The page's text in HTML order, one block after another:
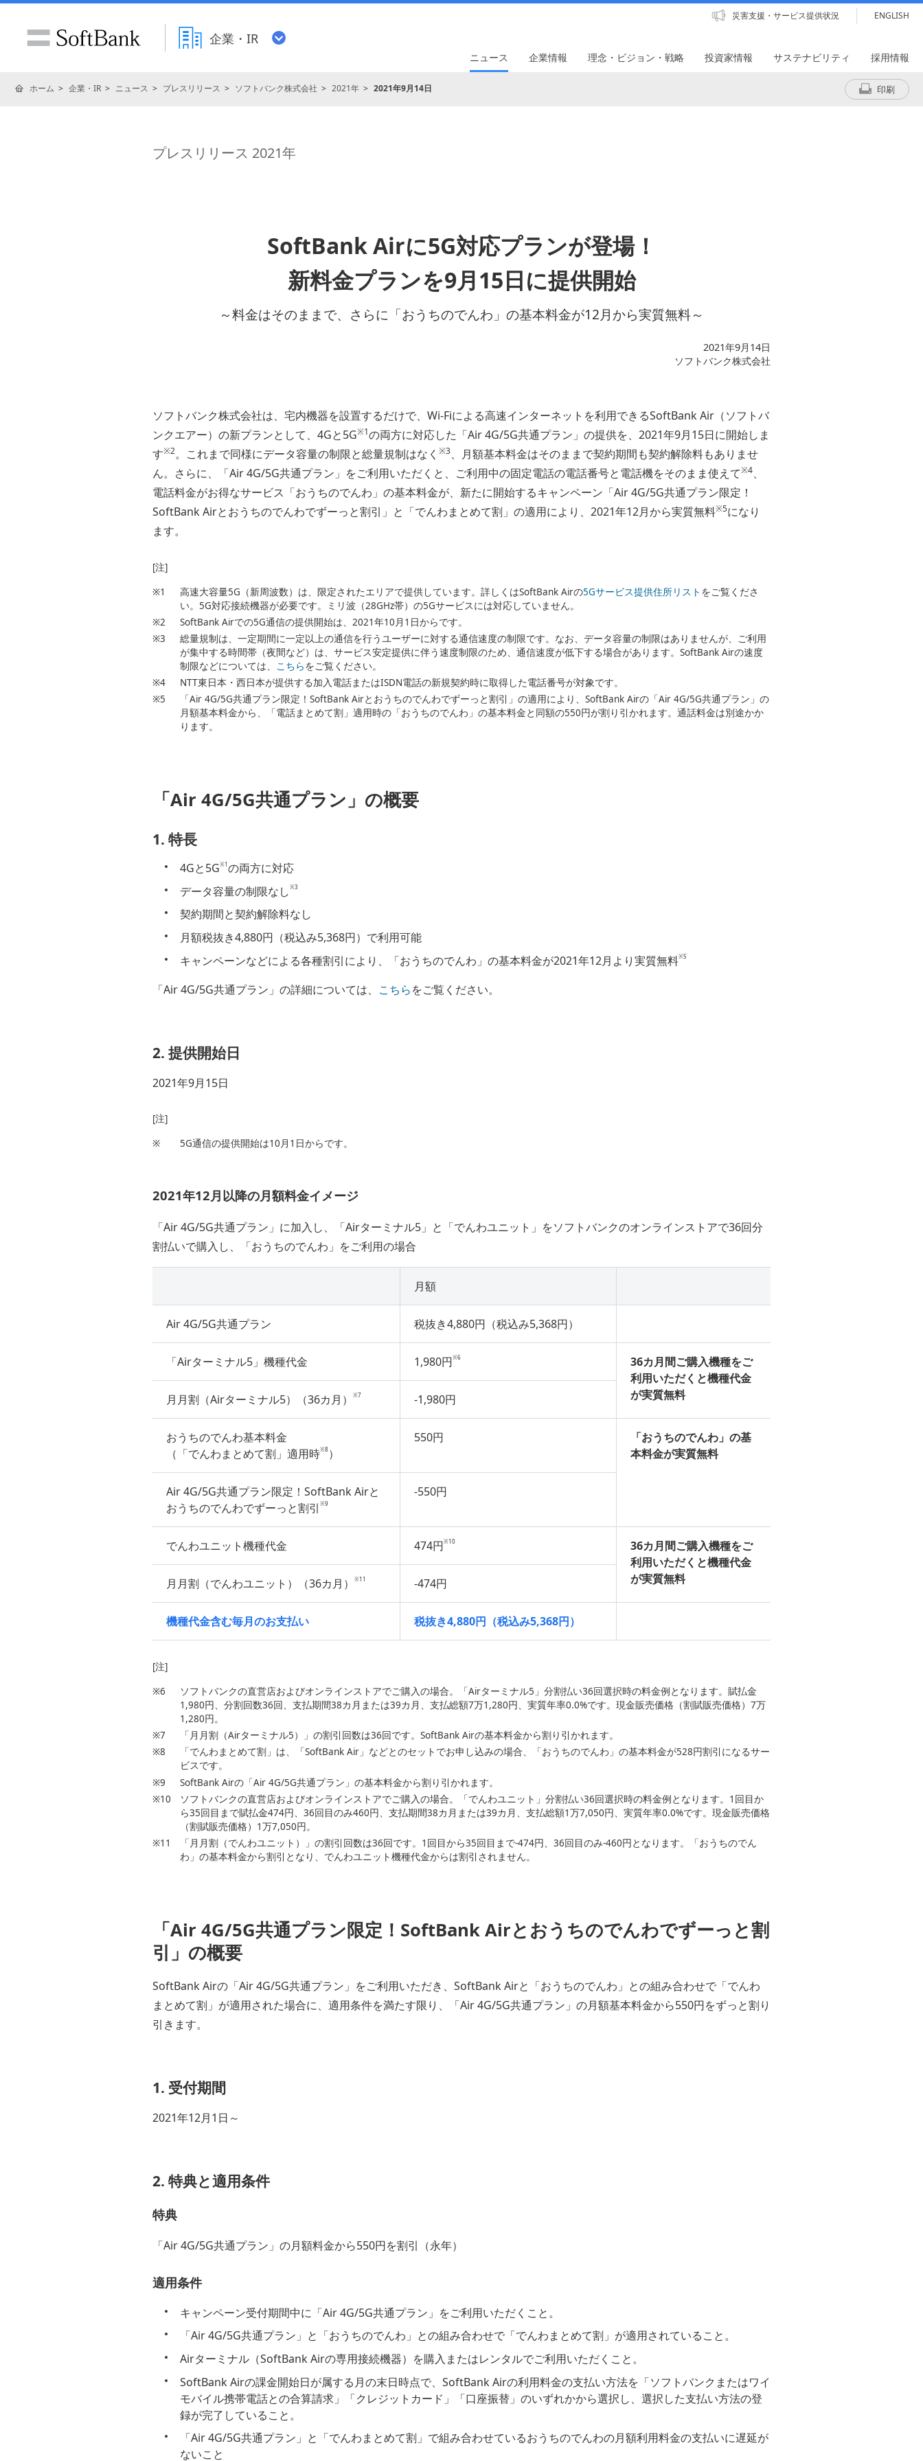
企業・IR
災害支援・サービス提供状況 ENGLISH
ニュース 企業情報 理念・ビジョン・戦略 投資家情報 サステナビリティ 採用情報
ホーム 企業・IR ニュース プレスリリース ソフトバンク株式会社 2021年 2021年9月14日 印刷
プレスリリース 2021年
SoftBank Airに5G対応プランが登場！
新料金プランを9月15日に提供開始
～料金はそのままで、さらに「おうちのでんわ」の基本料金が12月から実質無料～
2021年9月14日
ソフトバンク株式会社
ソフトバンク株式会社は、宅内機器を設置するだけで、Wi-Fiによる高速インターネットを利用できるSoftBank Air（ソフトバ
ンクエアー）の新プランとして、4Gと5G※1の両方に対応した「Air 4G/5G共通プラン」の提供を、2021年9月15日に開始しま
す※2。これまで同様にデータ容量の制限と総量規制はなく ※3、月額基本料金はそのままで契約期間も契約解除料もありませ
ん。さらに、「Air 4G/5G共通プラン」をご利用いただくと、ご利用中の固定電話の電話番号と電話機をそのまま使えて※4、
電話料金がお得なサービス「おうちのでんわ」の基本料金が、新たに開始するキャンペーン「Air 4G/5G共通プラン限定！
SoftBank Airとおうちのでんわでずーっと割引」と「でんわまとめて割」の適用により、2021年12月から実質無料※5になり
ます。
[注]
※1
高速大容量5G（新周波数）は、限定されたエリアで提供しています。詳しくはSoftBank Airの5Gサービス提供住所リスト をご覧くださ
い。5G対応接続機器が必要です。ミリ波（28GHz帯）の5Gサービスには対応していません。
※2
SoftBank Airでの5G通信の提供開始は、2021年10月1日からです。
※3
総量規制は、一定期間に一定以上の通信を行うユーザーに対する通信速度の制限です。なお、データ容量の制限はありませんが、ご利用
が集中する時間帯（夜間など）は、サービス安定提供に伴う速度制限のため、通信速度が低下する場合があります。SoftBank Airの速度
制限などについては、 こちらをご覧ください。
※4
NTT東日本・西日本が提供する加入電話またはISDN電話の新規契約時に取得した電話番号が対象です。
※5
「Air 4G/5G共通プラン限定！SoftBank Airとおうちのでんわでずーっと割引」の適用により、SoftBank Airの「Air 4G/5G共通プラン」の
月額基本料金から、「電話まとめて割」適用時の「おうちのでんわ」の基本料金と同額の550円が割り引かれます。通話料金は別途かか
ります。
「Air 4G/5G共通プラン」の概要
1. 特長
4Gと5G※1の両方に対応
データ容量の制限なし※3
契約期間と契約解除料なし
月額税抜き4,880円（税込み5,368円）で利用可能
キャンペーンなどによる各種割引により、「おうちのでんわ」の基本料金が2021年12月より実質無料※5
「Air 4G/5G共通プラン」の詳細については、 こちらをご覧ください。
2. 提供開始日
2021年9月15日
[注]
※
5G通信の提供開始は10月1日からです。
2021年12月以降の月額料金イメージ
「Air 4G/5G共通プラン」に加入し、「Airターミナル5」と「でんわユニット」をソフトバンクのオンラインストアで36回分
割払いで購入し、「おうちのでんわ」をご利用の場合
月額
Air 4G/5G共通プラン 税抜き4,880円（税込み5,368円）
「Airターミナル5」機種代金 1,980円※6
36カ月間ご購入機種をご
利用いただくと機種代金
が実質無料
月月割（Airターミナル5）（36カ月） ※7 -1,980円
おうちのでんわ基本料金
（「でんわまとめて割」適用時※8 ）
550円
「おうちのでんわ」の基
本料金が実質無料
Air 4G/5G共通プラン限定！SoftBank Airと
おうちのでんわでずーっと割引 ※9
-550円
でんわユニット機種代金 474円※10
36カ月間ご購入機種をご
利用いただくと機種代金
が実質無料
月月割（でんわユニット）（36カ月） ※11 -474円
機種代金含む毎月のお支払い 税抜き4,880円（税込み5,368円）
[注]
※6
ソフトバンクの直営店およびオンラインストアでご購入の場合。「Airターミナル5」分割払い36回選択時の料金例となります。賦払金
1,980円、分割回数36回、支払期間38カ月または39カ月、支払総額7万1,280円、実質年率0.0%です。現金販売価格（割賦販売価格）7万
1,280円。
※7
「月月割（Airターミナル5）」の割引回数は36回です。SoftBank Airの基本料金から割り引かれます。
※8
「でんわまとめて割」は、「SoftBank Air」などとのセットでお申し込みの場合、「おうちのでんわ」の基本料金が528円割引になるサー
ビスです。
※9
SoftBank Airの「Air 4G/5G共通プラン」の基本料金から割り引かれます。
※10
ソフトバンクの直営店およびオンラインストアでご購入の場合。「でんわユニット」分割払い36回選択時の料金例となります。1回目か
ら35回目まで賦払金474円、36回目のみ460円、支払期間38カ月または39カ月、支払総額1万7,050円、実質年率0.0%です。現金販売価格
（割賦販売価格）1万7,050円。
※11
「月月割（でんわユニット）」の割引回数は36回です。1回目から35回目まで-474円、36回目のみ-460円となります。「おうちのでん
わ」の基本料金から割引となり、でんわユニット機種代金からは割引されません。
「Air 4G/5G共通プラン限定！SoftBank Airとおうちのでんわでずーっと割
引」の概要
SoftBank Airの「Air 4G/5G共通プラン」をご利用いただき、SoftBank Airと「おうちのでんわ」との組み合わせで「でんわ
まとめて割」が適用された場合に、適用条件を満たす限り、「Air 4G/5G共通プラン」の月額基本料金から550円をずっと割り
引きます。
1. 受付期間
2021年12月1日～
2. 特典と適用条件
特典
「Air 4G/5G共通プラン」の月額料金から550円を割引（永年）
適用条件
キャンペーン受付期間中に「Air 4G/5G共通プラン」をご利用いただくこと。
「Air 4G/5G共通プラン」と「おうちのでんわ」との組み合わせで「でんわまとめて割」が適用されていること。
Airターミナル（SoftBank Airの専用接続機器）を購入またはレンタルでご利用いただくこと。
SoftBank Airの課金開始日が属する月の末日時点で、SoftBank Airの利用料金の支払い方法を「ソフトバンクまたはワイ
モバイル携帯電話との合算請求」「クレジットカード」「口座振替」のいずれかから選択し、選択した支払い方法の登
録が完了していること。
「Air 4G/5G共通プラン」と「でんわまとめて割」で組み合わせているおうちのでんわの月額利用料金の支払いに遅延が
ないこと